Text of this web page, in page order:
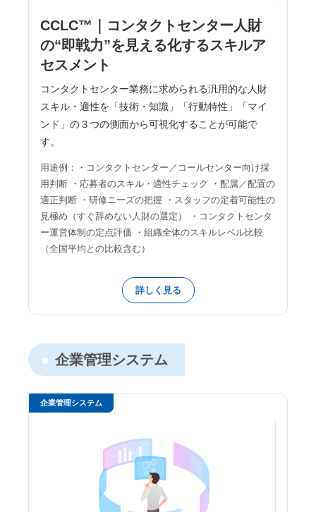
CCLC™｜コンタクトセンター人財
の“即戦力”を見える化するスキルア
セスメント
コンタクトセンター業務に求められる汎用的な人財
スキル・適性を「技術・知識」「行動特性」「マイ
ンド」の３つの側面から可視化することが可能で
す。
用途例：・コンタクトセンター／コールセンター向け採
用判断 ・応募者のスキル・適性チェック ・配属／配置の
適正判断 ・研修ニーズの把握 ・スタッフの定着可能性の
見極め（すぐ辞めない人財の選定） ・コンタクトセンタ
ー運営体制の定点評価 ・組織全体のスキルレベル比較
（全国平均との比較含む）
詳しく見る
企業管理システム
企業管理システム